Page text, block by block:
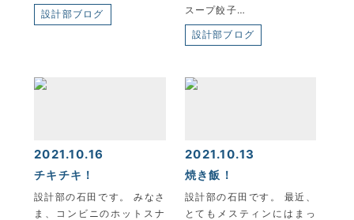
設計部ブログ
スープ餃子…
設計部ブログ
2021.10.16
チキチキ！
設計部の石田です。 みなさ
ま、コンビニのホットスナ
2021.10.13
焼き飯！
設計部の石田です。 最近、
とてもメスティンにはまっ